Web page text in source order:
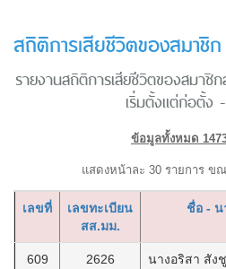
สถิติการเสียชีวิตของสมาชิก
รายงานสถิติการเสียชีวิตของสมาชิ
เริ่มตั้งแต่ก่อตั้ง
ข้อมูลทั้งหมด
แสดงหน้าละ 30 รายการ
เลขที่
เลขทะเบียน
สส.มม.
ชื่อ - น
609 2626 นางอริสา สังชู